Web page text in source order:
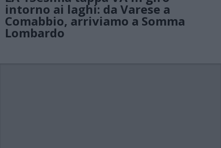
intorno ai laghi: da Varese a
Comabbio, arriviamo a Somma
Lombardo